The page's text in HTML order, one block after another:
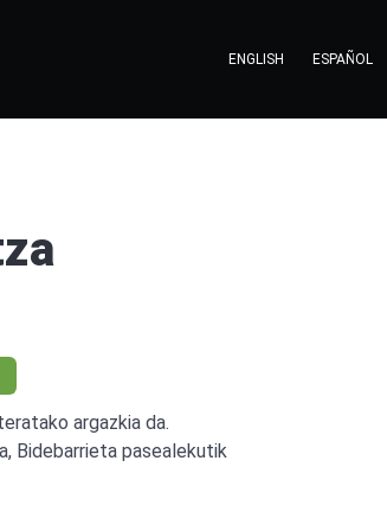
ENGLISH ESPAÑOL
argazkia da.
Bidebarrieta pasealekutik